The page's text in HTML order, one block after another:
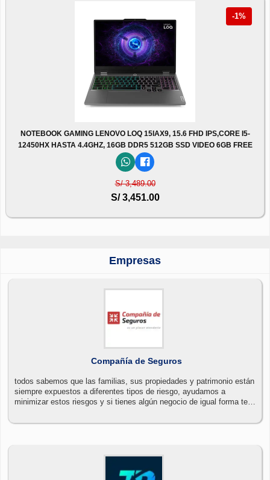
-1%
NOTEBOOK GAMING LENOVO LOQ 15IAX9, 15.6 FHD IPS,CORE I5-
12450HX HASTA 4.4GHZ, 16GB DDR5 512GB SSD VIDEO 6GB FREE
S/ 3,489.00
S/ 3,451.00
Empresas
Compañía de Seguros
todos sabemos que las familias, sus propiedades y patrimonio están
siempre expuestos a diferentes tipos de riesgo, ayudamos a
minimizar estos riesgos y si tienes algún negocio de igual forma te